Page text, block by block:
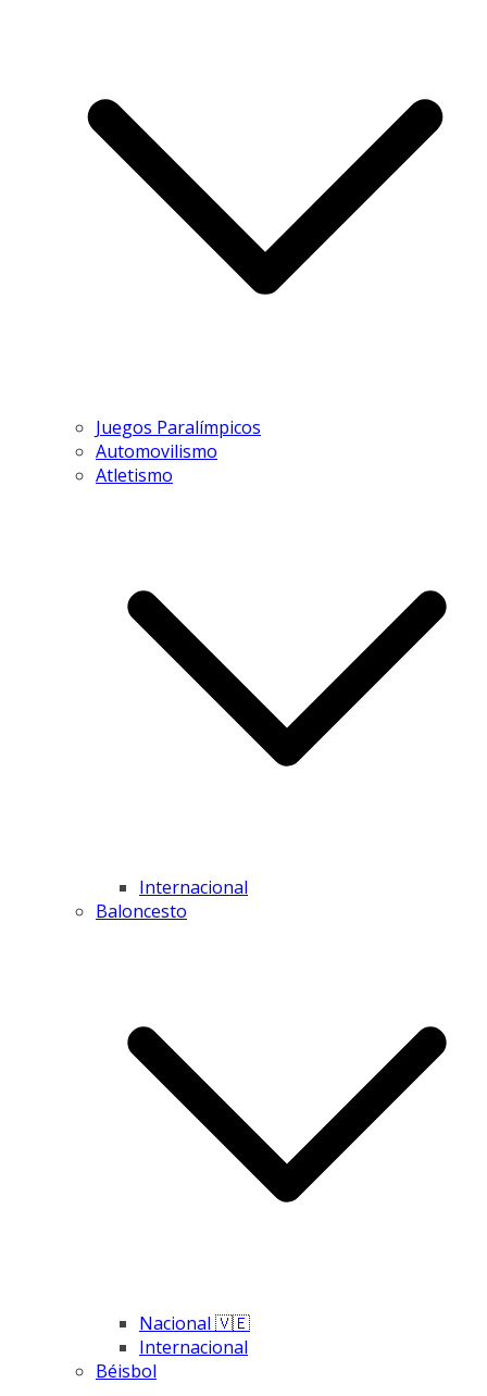
Juegos Paralímpicos
Automovilismo
Atletismo
Internacional
Baloncesto
Nacional 🇻🇪
Internacional
Béisbol